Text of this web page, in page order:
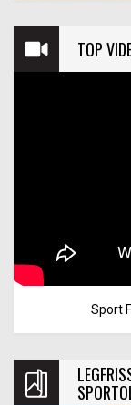
TOP
Sport